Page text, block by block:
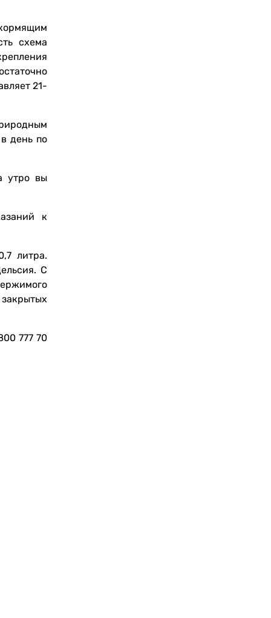
схема
21-
день по
утро вы
к
литра.
С
777 70